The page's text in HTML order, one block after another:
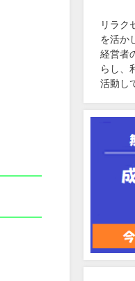
リラク
を活か
経営者
らし、
活動し